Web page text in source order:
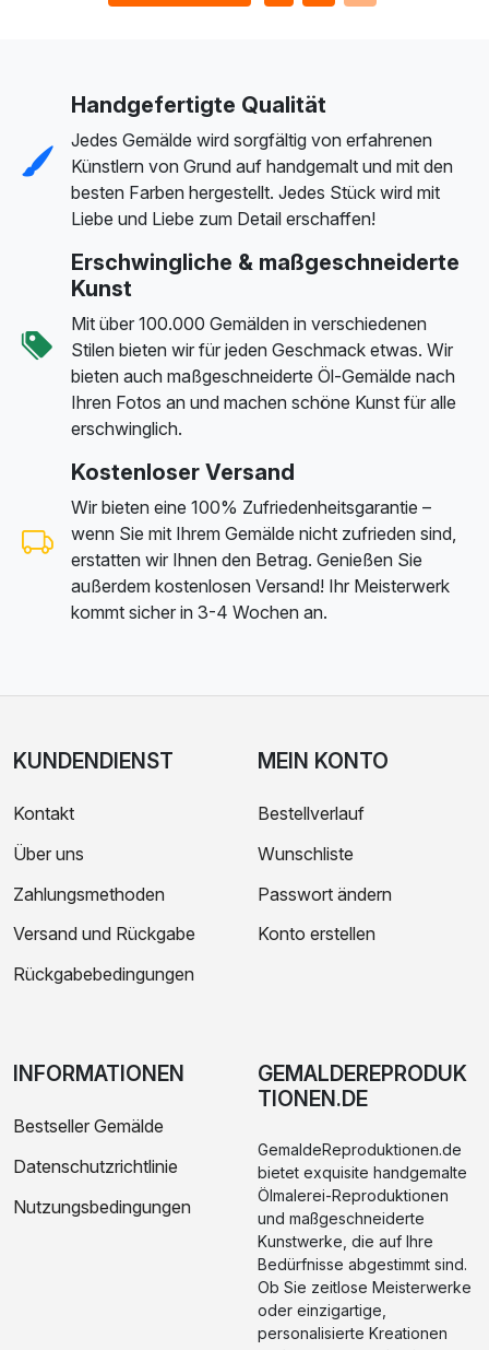
Handgefertigte Qualität
Jedes Gemälde wird sorgfältig von erfahrenen
Künstlern von Grund auf handgemalt und mit den
besten Farben hergestellt. Jedes Stück wird mit
Liebe und Liebe zum Detail erschaffen!
Erschwingliche & maßgeschneiderte
Kunst
Mit über 100.000 Gemälden in verschiedenen
Stilen bieten wir für jeden Geschmack etwas. Wir
bieten auch maßgeschneiderte Öl-Gemälde nach
Ihren Fotos an und machen schöne Kunst für alle
erschwinglich.
Kostenloser Versand
Wir bieten eine 100% Zufriedenheitsgarantie –
wenn Sie mit Ihrem Gemälde nicht zufrieden sind,
erstatten wir Ihnen den Betrag. Genießen Sie
außerdem kostenlosen Versand! Ihr Meisterwerk
kommt sicher in 3-4 Wochen an.
KUNDENDIENST
Kontakt
Über uns
Zahlungsmethoden
Versand und Rückgabe
Rückgabebedingungen
MEIN KONTO
Bestellverlauf
Wunschliste
Passwort ändern
Konto erstellen
INFORMATIONEN
Bestseller Gemälde
Datenschutzrichtlinie
Nutzungsbedingungen
GEMALDEREPRODUK
TIONEN.DE
GemaldeReproduktionen.de
bietet exquisite handgemalte
Ölmalerei-Reproduktionen
und maßgeschneiderte
Kunstwerke, die auf Ihre
Bedürfnisse abgestimmt sind.
Ob Sie zeitlose Meisterwerke
oder einzigartige,
personalisierte Kreationen